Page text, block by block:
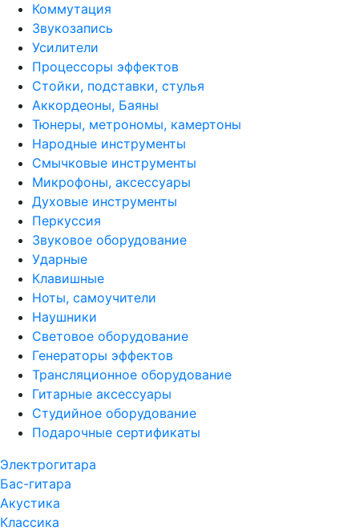
Коммутация
Звукозапись
Усилители
Процессоры эффектов
Стойки, подставки, стулья
Аккордеоны, Баяны
Тюнеры, метрономы, камертоны
Народные инструменты
Смычковые инструменты
Микрофоны, аксессуары
Духовые инструменты
Перкуссия
Звуковое оборудование
Ударные
Клавишные
Ноты, самоучители
Наушники
Световое оборудование
Генераторы эффектов
Трансляционное оборудование
Гитарные аксессуары
Студийное оборудование
Подарочные сертификаты
Электрогитара
Бас-гитара
Акустика
Классика